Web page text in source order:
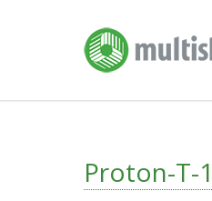
Proton-T-1